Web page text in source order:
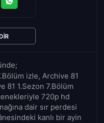
izle, Archive 81
81 1.Sezon 7.Bölüm
720p hd
dair sır perdesi
kanlı bir ayin